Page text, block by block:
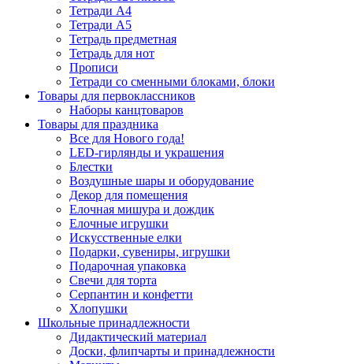
Тетради А4
Тетради А5
Тетрадь предметная
Тетрадь для нот
Прописи
Тетради со сменными блоками, блоки
Товары для первоклассников
Наборы канцтоваров
Товары для праздника
Все для Нового года!
LED-гирлянды и украшения
Блестки
Воздушные шары и оборудование
Декор для помещения
Елочная мишура и дождик
Елочные игрушки
Искусственные елки
Подарки, сувениры, игрушки
Подарочная упаковка
Свечи для торта
Серпантин и конфетти
Хлопушки
Школьные принадлежности
Дидактический материал
Доски, флипчарты и принадлежности